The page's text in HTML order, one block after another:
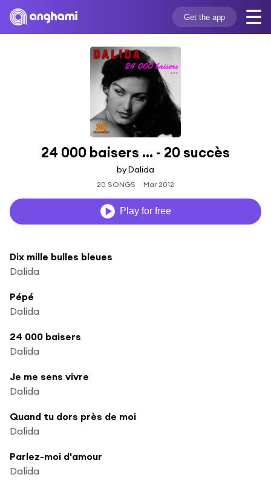
Get the app
24 000 baisers ... - 20 succès
by Dalida
20 SONGS Mar 2012
Play for free
Dix mille bulles bleues
Dalida
Pépé
Dalida
24 000 baisers
Dalida
Je me sens vivre
Dalida
Quand tu dors près de moi
Dalida
Parlez-moi d'amour
Dalida